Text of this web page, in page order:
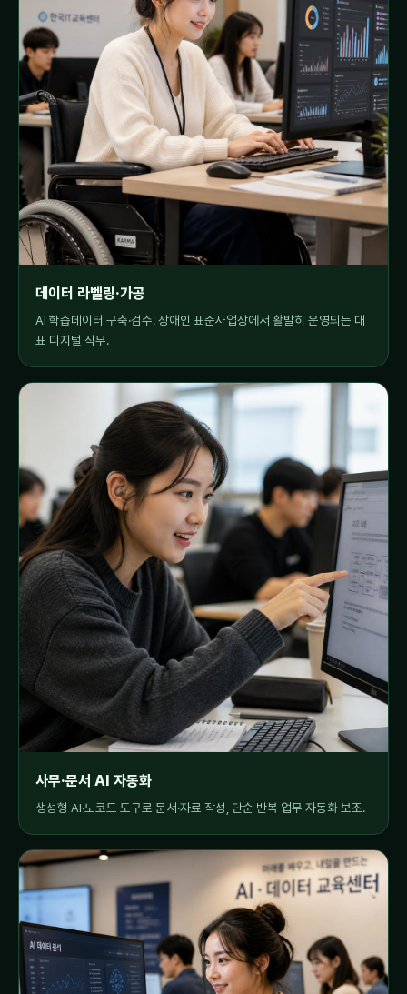
데이터 라벨링·가공
AI 학습데이터 구축·검수. 장애인 표준사업장에서 활발히 운영되는 대
표 디지털 직무.
사무·문서 AI 자동화
생성형 AI·노코드 도구로 문서·자료 작성, 단순 반복 업무 자동화 보조.